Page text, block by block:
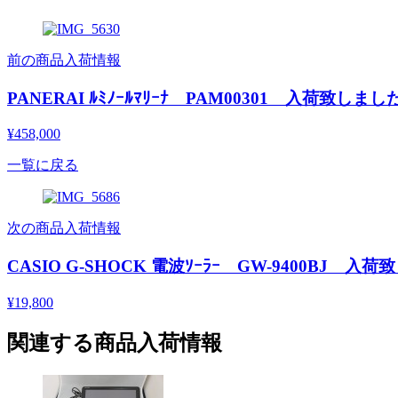
前の商品入荷情報
PANERAI ﾙﾐﾉｰﾙﾏﾘｰﾅ PAM00301 入荷致しまし
¥458,000
一覧に戻る
次の商品入荷情報
CASIO G-SHOCK 電波ｿｰﾗｰ GW-9400BJ 入荷致
¥19,800
関連する商品入荷情報